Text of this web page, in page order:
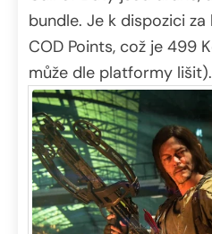
bundle. Je k dispozici
COD Points, což je 499
může dle platformy lišit).